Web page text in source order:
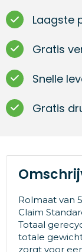
Laagste
Gratis
Snelle
Gratis
Rolmaat van
Claim
Totaal
totale
zorgt voor